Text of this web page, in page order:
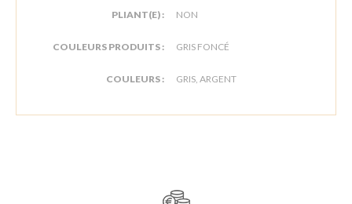
PLIANT(E) : NON
COULEURS PRODUITS : GRIS FONCÉ
COULEURS : GRIS, ARGENT